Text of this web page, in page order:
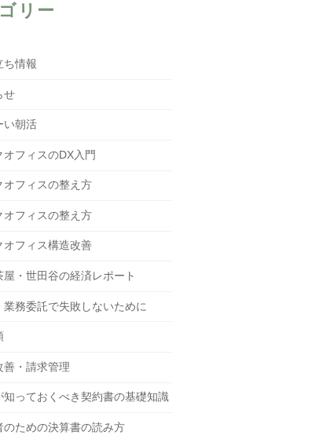
リー
ち情報
せ
い朝活
オフィスのDX入門
オフィスの整え方
オフィスの整え方
オフィス構造改善
屋・世田谷の経済レポート
業務委託で失敗しないために
善・請求管理
知っておくべき契約書の基礎知識
のための決算書の読み方